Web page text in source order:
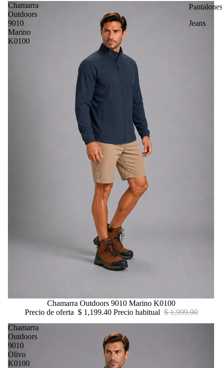
Pantalones
Jeans
Chamarra
Outdoors
9010
Marino
K0100
Chamarra Outdoors 9010 Marino K0100
Precio de oferta $ 1,199.40 Precio habitual $ 1,999.00
Chamarra
Outdoors
9010
Olivo
K0100